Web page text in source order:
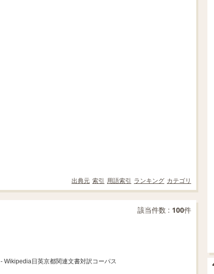
出典元 索引 用語索引 ランキング カテゴリ
該当件数 : 100件
- Wikipedia日英京都関連文書対訳コーパス